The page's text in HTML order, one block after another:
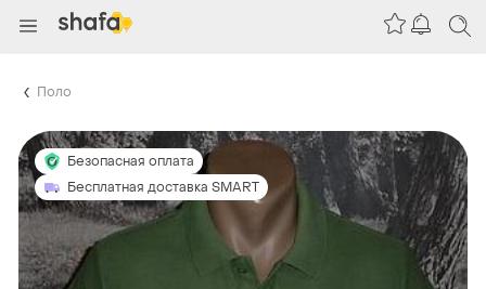
Поло
Безопасная оплата
Бесплатная доставка SMART